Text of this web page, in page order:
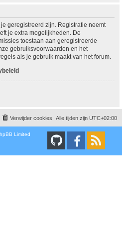
geregistreerd zijn. Registratie neemt
je extra mogelijkheden. De
toestaan aan geregistreerde
gebruiksvoorwaarden en het
als je gebruik maakt van het forum.
Alle tijden zijn UTC+02:00
Verwijder cookies
Limited